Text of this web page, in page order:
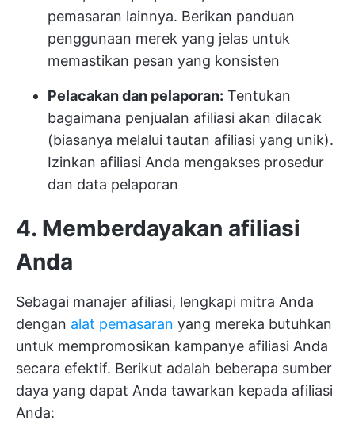
pemasaran lainnya. Berikan panduan
penggunaan merek yang jelas untuk
memastikan pesan yang konsisten
Pelacakan dan pelaporan: Tentukan
bagaimana penjualan afiliasi akan dilacak
(biasanya melalui tautan afiliasi yang unik).
Izinkan afiliasi Anda mengakses prosedur
dan data pelaporan
4. Memberdayakan afiliasi
Anda
Sebagai manajer afiliasi, lengkapi mitra Anda
dengan alat pemasaran yang mereka butuhkan
untuk mempromosikan kampanye afiliasi Anda
secara efektif. Berikut adalah beberapa sumber
daya yang dapat Anda tawarkan kepada afiliasi
Anda: